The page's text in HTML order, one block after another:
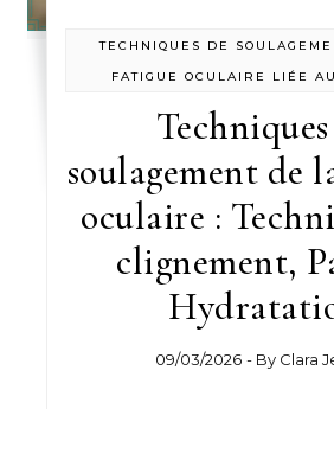
TECHNIQUES DE
FATIGUE OCULAIRE LIÉE
soulagement de
oculaire :
clignement,
09/03/2026 - By Clara